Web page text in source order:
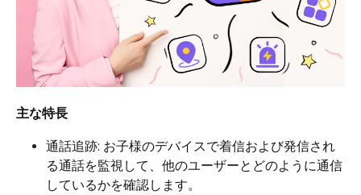
主な特長
通話追跡: お子様のデバイスで着信および発信され
る通話を監視して、他のユーザーとどのように通信
しているかを確認します。